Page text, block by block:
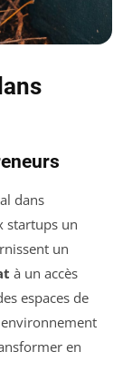
dans
startups un
un
à un accès
espaces de
en